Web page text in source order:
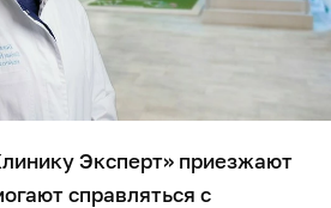
Эксперт» приезжают
справляться с